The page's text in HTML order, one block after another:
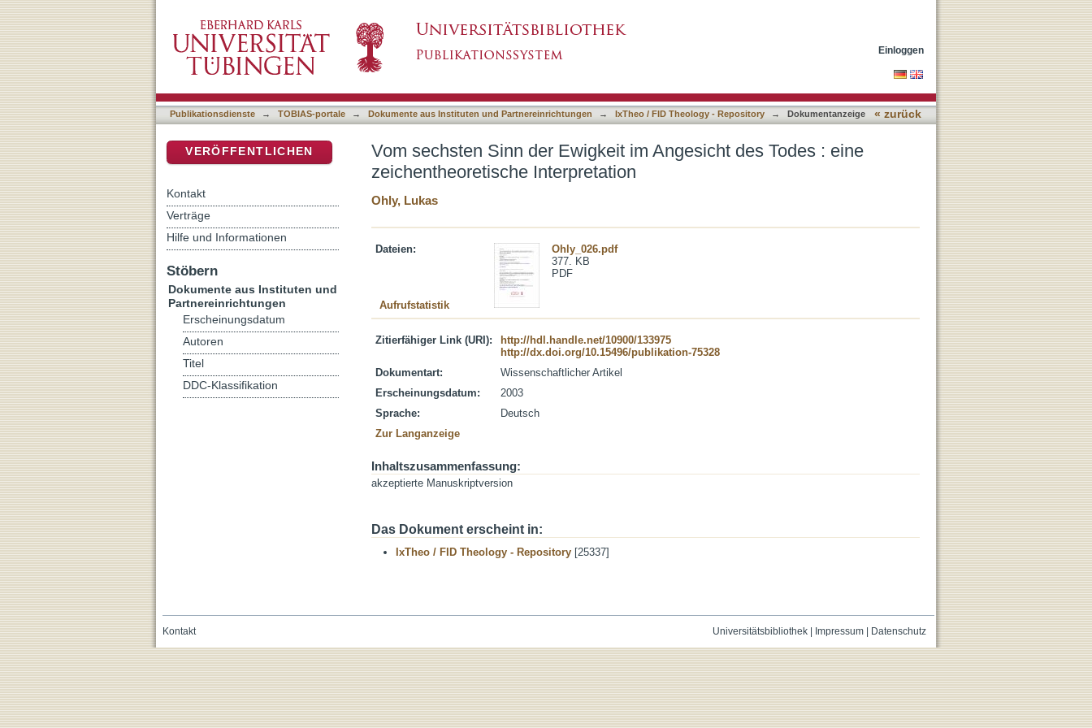
Einloggen
Publikationsdienste → TOBIAS-portale → Dokumente aus Instituten und Partnereinrichtungen → IxTheo / FID Theology - Repository → Dokumentanzeige « zurück
Vom sechsten Sinn der Ewigkeit im Angesicht des Todes : eine
zeichentheoretische Interpretation
Ohly, Lukas
Dateien:
Ohly_026.pdf
377. KB
PDF
Aufrufstatistik
Zitierfähiger Link (URI):
http://hdl.handle.net/10900/133975
http://dx.doi.org/10.15496/publikation-75328
Dokumentart:
Wissenschaftlicher Artikel
Erscheinungsdatum:
2003
Sprache:
Deutsch
Zur Langanzeige
Inhaltszusammenfassung:
akzeptierte Manuskriptversion
Das Dokument erscheint in:
IxTheo / FID Theology - Repository [25337]
VERÖFFENTLICHEN
Kontakt
Verträge
Hilfe und Informationen
Stöbern
Dokumente aus Instituten und
Partnereinrichtungen
Erscheinungsdatum
Autoren
Titel
DDC-Klassifikation
Universitätsbibliothek| Impressum| Datenschutz
Kontakt